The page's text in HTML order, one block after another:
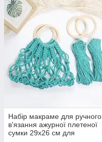
Набір макраме для ручного
в'язання ажурної плетеної
сумки 29х26 см для